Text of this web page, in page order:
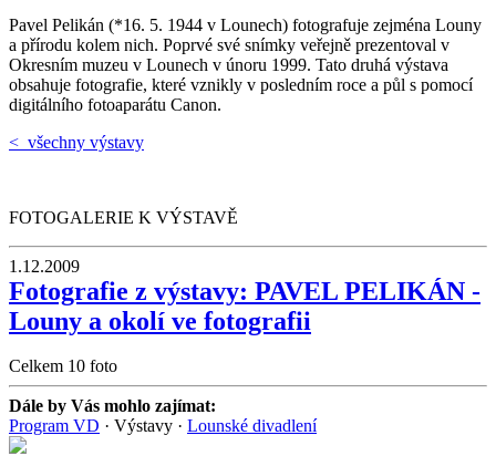
Pavel Pelikán (*16. 5. 1944 v Lounech) fotografuje zejména Louny
a přírodu kolem nich. Poprvé své snímky veřejně prezentoval v
Okresním muzeu v Lounech v únoru 1999. Tato druhá výstava
obsahuje fotografie, které vznikly v posledním roce a půl s pomocí
digitálního fotoaparátu Canon.
< všechny výstavy
FOTOGALERIE K VÝSTAVĚ
1.12.2009
Fotografie z výstavy: PAVEL PELIKÁN -
Louny a okolí ve fotografii
Celkem 10 foto
Dále by Vás mohlo zajímat:
Program VD · Výstavy · Lounské divadlení